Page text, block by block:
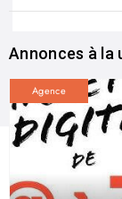
Annonces à la
Agence